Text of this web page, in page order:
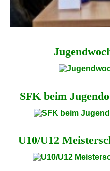
SFK beim
U10/U12